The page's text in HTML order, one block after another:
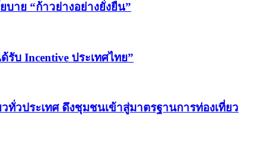
บาย “ก้าวย่างอย่างยั่งยืน”
รับ Incentive ประเทศไทย”
ทั่วประเทศ ดึงชุมชนเข้าสู่มาตรฐานการท่องเที่ยว